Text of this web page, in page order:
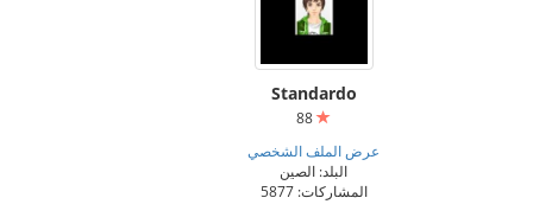
Standardo
عرض الملف الشخصي
البلد: الصين
المشاركات: 5877